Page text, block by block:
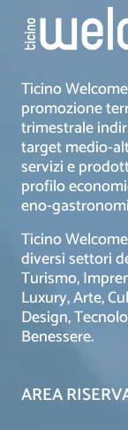
Ticino
promozione
trimestrale
target medio-
servizi e
profilo
eno-
Ticino
diversi settori
Turismo,
Luxury, Arte,
Design,
Benessere.
AREA